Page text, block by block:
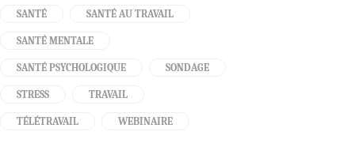
SANTÉ SANTÉ AU TRAVAIL
SANTÉ MENTALE
SANTÉ PSYCHOLOGIQUE SONDAGE
STRESS TRAVAIL
TÉLÉTRAVAIL WEBINAIRE